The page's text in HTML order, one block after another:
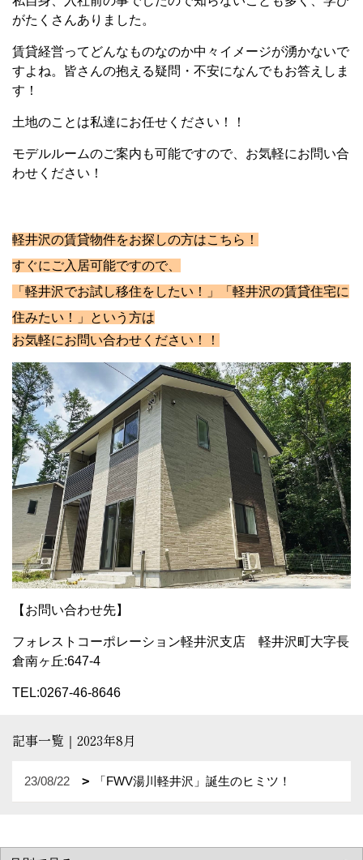
がたくさんありました。
賃貸経営ってどんなものなのか中々イメージが湧かないで
すよね。皆さんの抱える疑問・不安になんでもお答えしま
す！
土地のことは私達にお任せください！！
モデルルームのご案内も可能ですので、お気軽にお問い合
わせください！
軽井沢の賃貸物件をお探しの方はこちら！
すぐにご入居可能ですので、
「軽井沢でお試し移住をしたい！」「軽井沢の賃貸住宅に
住みたい！」という方は
お気軽にお問い合わせください！！
【お問い合わせ先】
フォレストコーポレーション軽井沢支店 軽井沢町大字長
倉南ヶ丘:647-4
TEL:0267-46-8646
記事一覧｜2023年8月
23/08/22 「FWV湯川軽井沢」誕生のヒミツ！